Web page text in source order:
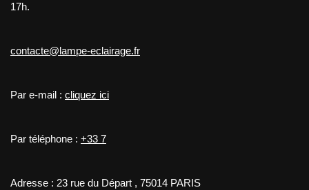
17h.
contacte@lampe-eclairage.fr
Par e-mail : cliquez ici
Par téléphone : +33 7
Adresse : 23 rue du Départ , 75014 PARIS